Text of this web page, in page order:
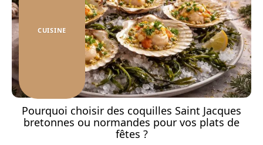
CUISINE
Pourquoi choisir des coquilles Saint Jacques
bretonnes ou normandes pour vos plats de
fêtes ?